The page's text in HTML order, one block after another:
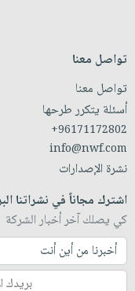
تواصل معنا
تواصل معنا
أسئلة يتكرر طرحها
+96171172802
info@nwf.com
نشرة الإصدارات
اشترك مجاناً في نشراتنا
كي يصلك آخر أخبار الشركة